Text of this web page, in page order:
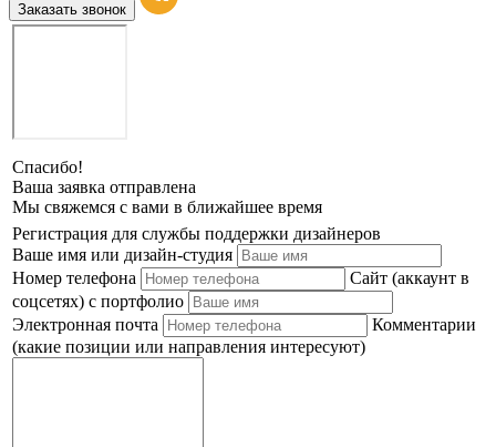
Заказать звонок
Спасибо!
Ваша заявка отправлена
Мы свяжемся с вами в ближайшее время
Регистрация для службы поддержки дизайнеров
Ваше имя или дизайн-студия
Номер телефона
Сайт (аккаунт в
соцсетях) с портфолио
Электронная почта
Комментарии
(какие позиции или направления интересуют)